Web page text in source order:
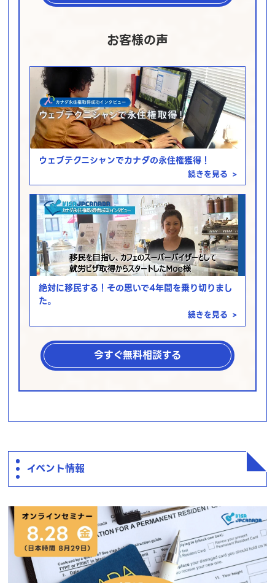
お客様の声
ウェブテクニシャンでカナダの永住権獲得！
続きを見る >
絶対に移民する！その思いで4年間を乗り切りまし
た。
続きを見る >
今すぐ無料相談する
イベント情報